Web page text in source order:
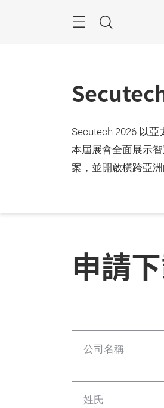
目
搜
Secutech 2026 以
本屆展會全面展示
案，並開啟橫跨亞洲
申請
公司名稱
姓氏